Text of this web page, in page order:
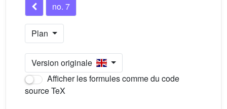
no. 7
Plan
Version originale
Afficher les formules comme du code
source TeX